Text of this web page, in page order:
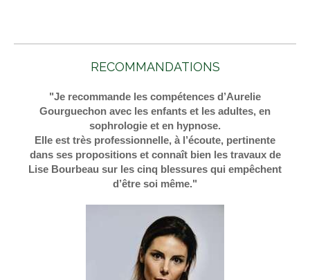
RECOMMANDATIONS
"Je recommande les compétences d’Aurelie
Gourguechon avec les enfants et les adultes, en
sophrologie et en hypnose.
Elle est très professionnelle, à l’écoute, pertinente
dans ses propositions et connaît bien les travaux de
Lise Bourbeau sur les cinq blessures qui empêchent
d’être soi même."